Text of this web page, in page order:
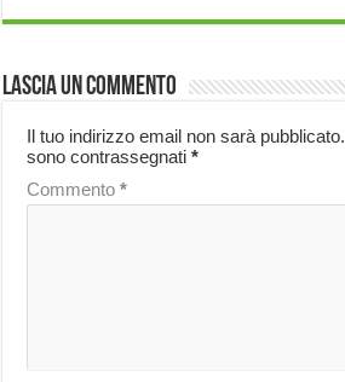
Lascia un commento
Il tuo indirizzo email non sarà pubblicato.
sono contrassegnati*
Commento*